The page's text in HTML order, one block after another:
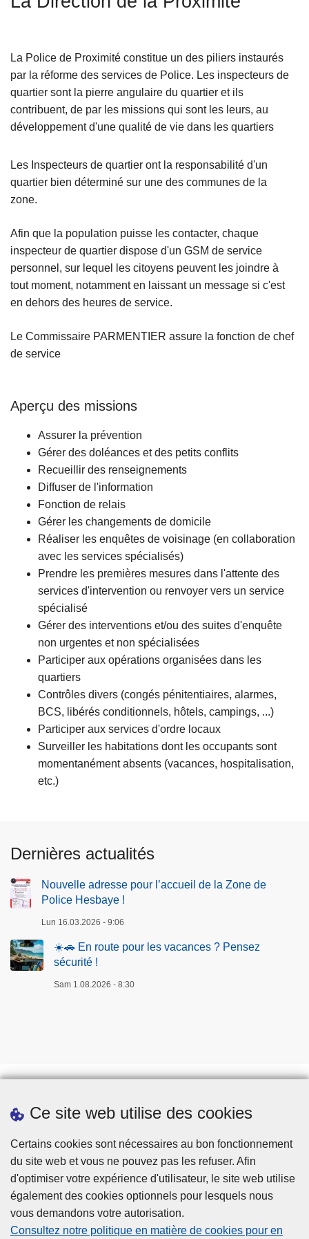
Ce site web utilise des cookies
Certains cookies sont nécessaires au bon fonctionnement
du site web et vous ne pouvez pas les refuser. Afin
d'optimiser votre expérience d'utilisateur, le site web utilise
également des cookies optionnels pour lesquels nous
vous demandons votre autorisation.
Consultez notre politique en matière de cookies pour en
La Police de Proximité constitue un des piliers instaurés
par la réforme des services de Police. Les inspecteurs de
quartier sont la pierre angulaire du quartier et ils
contribuent, de par les missions qui sont les leurs, au
développement d'une qualité de vie dans les quartiers
Les Inspecteurs de quartier ont la responsabilité d'un
quartier bien déterminé sur une des communes de la
zone.
Afin que la population puisse les contacter, chaque
inspecteur de quartier dispose d'un GSM de service
personnel, sur lequel les citoyens peuvent les joindre à
tout moment, notamment en laissant un message si c'est
en dehors des heures de service.
Le Commissaire PARMENTIER assure la fonction de chef
de service
Aperçu des missions
Assurer la prévention
Gérer des doléances et des petits conflits
Recueillir des renseignements
Diffuser de l'information
Fonction de relais
Gérer les changements de domicile
Réaliser les enquêtes de voisinage (en collaboration
avec les services spécialisés)
Prendre les premières mesures dans l'attente des
services d'intervention ou renvoyer vers un service
spécialisé
Gérer des interventions et/ou des suites d'enquête
non urgentes et non spécialisées
Participer aux opérations organisées dans les
quartiers
Contrôles divers (congés pénitentiaires, alarmes,
BCS, libérés conditionnels, hôtels, campings, ...)
Participer aux services d'ordre locaux
Surveiller les habitations dont les occupants sont
momentanément absents (vacances, hospitalisation,
etc.)
Dernières actualités
Nouvelle adresse pour l’accueil de la Zone de
Police Hesbaye !
Lun 16.03.2026 - 9:06
☀️🚗 En route pour les vacances ? Pensez
sécurité !
Sam 1.08.2026 - 8:30
Prendre rendez-vous
Téléchargements